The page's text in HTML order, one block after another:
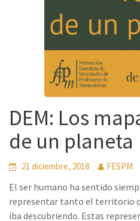
DEM: Los
de un planeta
21 diciembre, 2018 FESPM
El ser humano ha sentido
representar tanto el territorio
iba descubriendo. Estas